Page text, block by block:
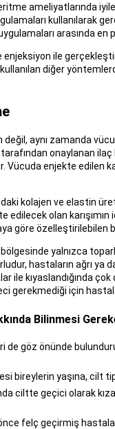
ameliyatlarında
kullanılarak
arasında en
ile
diğer
değil, aynı zamanda
tarafından onaylanan
Vücuda enjekte edilen
kolajen ve elastin
edilecek olan
göre özelleştirilebilen
yalnızca
hastaların ağrı ya
ile kıyaslandığında
gerekmediği için
Bilinmesi
göz önünde
bireylerin yaşına,
ciltte geçici olarak
felç geçirmiş